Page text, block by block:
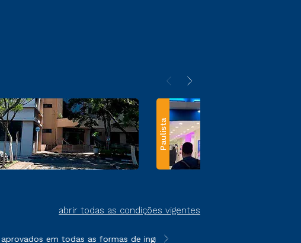
Paulista
abrir todas as condições vigentes
em todas as formas de ingresso, exceto na prova on-line ou
**Semipresencial e EAD são